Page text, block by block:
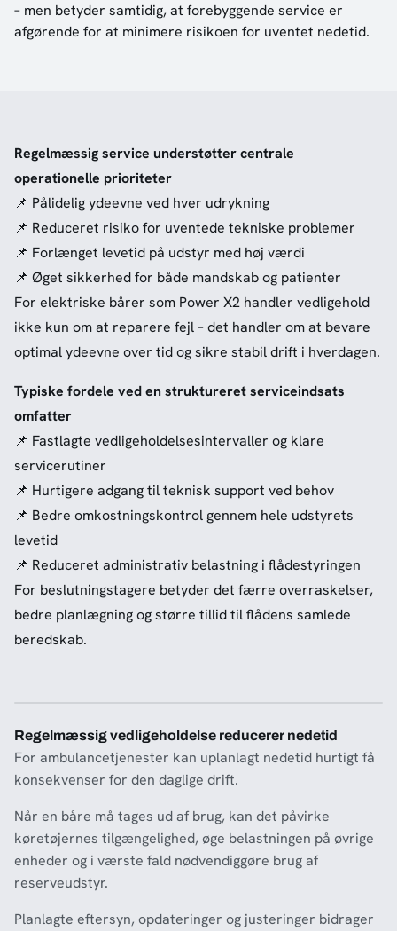
– men betyder samtidig, at forebyggende service er
afgørende for at minimere risikoen for uventet nedetid.
Regelmæssig service understøtter centrale
operationelle prioriteter
📌 Pålidelig ydeevne ved hver udrykning
📌 Reduceret risiko for uventede tekniske problemer
📌 Forlænget levetid på udstyr med høj værdi
📌 Øget sikkerhed for både mandskab og patienter
For elektriske bårer som Power X2 handler vedligehold
ikke kun om at reparere fejl – det handler om at bevare
optimal ydeevne over tid og sikre stabil drift i hverdagen.
Typiske fordele ved en struktureret serviceindsats
omfatter
📌 Fastlagte vedligeholdelsesintervaller og klare
servicerutiner
📌 Hurtigere adgang til teknisk support ved behov
📌 Bedre omkostningskontrol gennem hele udstyrets
levetid
📌 Reduceret administrativ belastning i flådestyringen
For beslutningstagere betyder det færre overraskelser,
bedre planlægning og større tillid til flådens samlede
beredskab.
Regelmæssig vedligeholdelse reducerer nedetid
For ambulancetjenester kan uplanlagt nedetid hurtigt få
konsekvenser for den daglige drift.
Når en båre må tages ud af brug, kan det påvirke
køretøjernes tilgængelighed, øge belastningen på øvrige
enheder og i værste fald nødvendiggøre brug af
reserveudstyr.
Planlagte eftersyn, opdateringer og justeringer bidrager